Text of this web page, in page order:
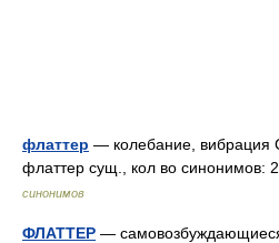
флаттер — колебание, вибрация
флаттер сущ., кол во синонимов:
синонимов
ФЛАТТЕР —